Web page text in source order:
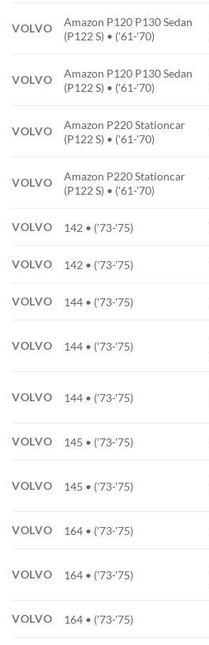
VOLVO
Amazon P120 P130 Sedan
(P122 S) • ('61-'70)
VOLVO
Amazon P120 P130 Sedan
(P122 S) • ('61-'70)
VOLVO
Amazon P220 Stationcar
(P122 S) • ('61-'70)
VOLVO
Amazon P220 Stationcar
(P122 S) • ('61-'70)
VOLVO 142 • ('73-'75)
VOLVO 142 • ('73-'75)
VOLVO 144 • ('73-'75)
VOLVO 144 • ('73-'75)
VOLVO 144 • ('73-'75)
VOLVO 145 • ('73-'75)
VOLVO 145 • ('73-'75)
VOLVO 164 • ('73-'75)
VOLVO 164 • ('73-'75)
VOLVO 164 • ('73-'75)